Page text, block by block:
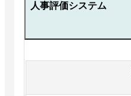
人事評価システム